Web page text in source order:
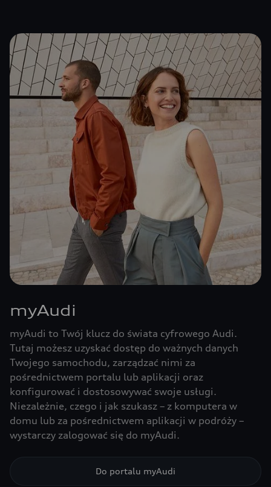
myAudi
myAudi to Twój klucz do świata cyfrowego Audi.
Tutaj możesz uzyskać dostęp do ważnych danych
Twojego samochodu, zarządzać nimi za
pośrednictwem portalu lub aplikacji oraz
konfigurować i dostosowywać swoje usługi.
Niezależnie, czego i jak szukasz – z komputera w
domu lub za pośrednictwem aplikacji w podróży –
wystarczy zalogować się do myAudi.
Do portalu myAudi